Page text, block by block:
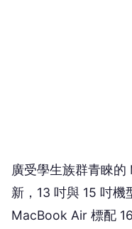
廣受學生族群青睞
新，13 吋與 15 吋
MacBook Air 標配